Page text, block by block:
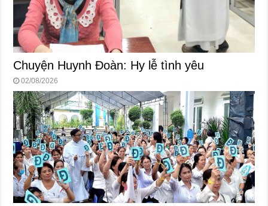
Chuyện Huynh Đoàn: Hy lễ tình yêu
02/08/2026